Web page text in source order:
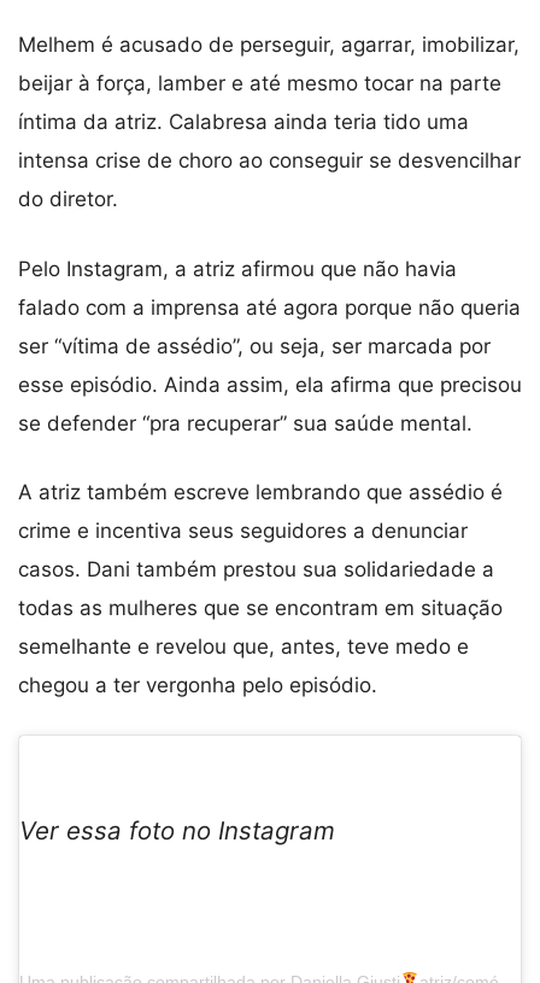
Melhem é acusado de perseguir, agarrar, imobilizar,
beijar à força, lamber e até mesmo tocar na parte
íntima da atriz. Calabresa ainda teria tido uma
intensa crise de choro ao conseguir se desvencilhar
do diretor.
Pelo Instagram, a atriz afirmou que não havia
falado com a imprensa até agora porque não queria
ser “vítima de assédio”, ou seja, ser marcada por
esse episódio. Ainda assim, ela afirma que precisou
se defender “pra recuperar” sua saúde mental.
A atriz também escreve lembrando que assédio é
crime e incentiva seus seguidores a denunciar
casos. Dani também prestou sua solidariedade a
todas as mulheres que se encontram em situação
semelhante e revelou que, antes, teve medo e
chegou a ter vergonha pelo episódio.
Ver essa foto no Instagram